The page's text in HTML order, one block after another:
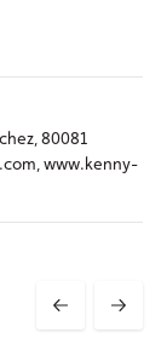
80081
www.kenny-